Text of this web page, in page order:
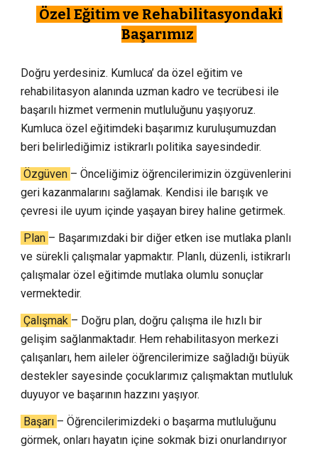
Özel Eğitim ve Rehabilitasyondaki
Başarımız
Doğru yerdesiniz. Kumluca’ da özel eğitim ve
rehabilitasyon alanında uzman kadro ve tecrübesi ile
başarılı hizmet vermenin mutluluğunu yaşıyoruz.
Kumluca özel eğitimdeki başarımız kuruluşumuzdan
beri belirlediğimiz istikrarlı politika sayesindedir.
Özgüven – Önceliğimiz öğrencilerimizin özgüvenlerini
geri kazanmalarını sağlamak. Kendisi ile barışık ve
çevresi ile uyum içinde yaşayan birey haline getirmek.
Plan – Başarımızdaki bir diğer etken ise mutlaka planlı
ve sürekli çalışmalar yapmaktır. Planlı, düzenli, istikrarlı
çalışmalar özel eğitimde mutlaka olumlu sonuçlar
vermektedir.
Çalışmak – Doğru plan, doğru çalışma ile hızlı bir
gelişim sağlanmaktadır. Hem rehabilitasyon merkezi
çalışanları, hem aileler öğrencilerimize sağladığı büyük
destekler sayesinde çocuklarımız çalışmaktan mutluluk
duyuyor ve başarının hazzını yaşıyor.
Başarı – Öğrencilerimizdeki o başarma mutluluğunu
görmek, onları hayatın içine sokmak bizi onurlandırıyor